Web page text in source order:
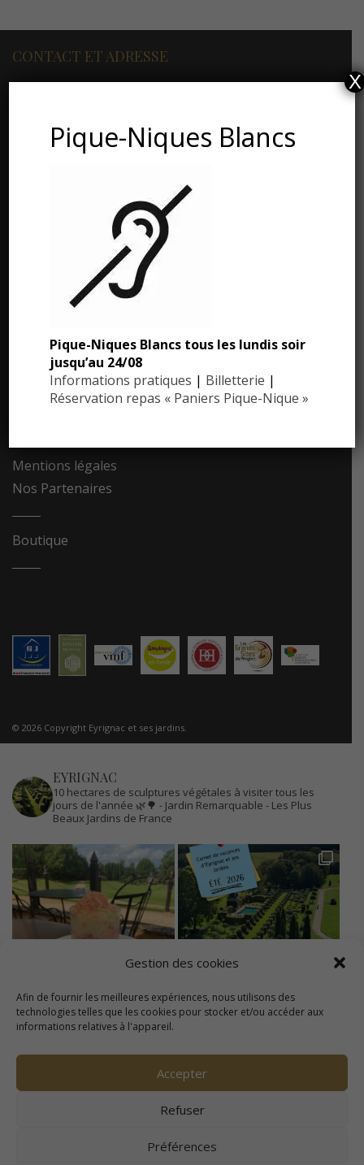
Gestion des cookies
Afin de fournir les meilleures expériences, nous utilisons des
technologies telles que les cookies pour stocker et/ou accéder aux
informations relatives à l'appareil.
Accepter
Refuser
Préférences
CONTACT ET ADRESSE
24590 Salignac-Eyvigues
Téléphone : 05.53.28.99.71
Email : contact@eyrignac.com
ESPACE PRESSE
Communiqués de presse
Photothèque
Mentions légales
Nos Partenaires
Boutique
© 2026 Copyright Eyrignac et ses jardins.
EYRIGNAC
10 hectares de sculptures végétales à visiter tous les
jours de l'année 🌿🌳 - Jardin Remarquable - Les Plus
Beaux Jardins de France
Pique-Niques Blancs
Pique-Niques Blancs tous les lundis soir
jusqu’au 24/08
Informations pratiques | Billetterie |
Réservation repas « Paniers Pique-Nique »
X